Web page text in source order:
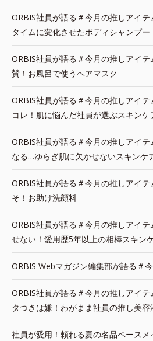
ORBIS社員が語る＃今月の推しアイ
タイムに変化させたボディシャンプー
ORBIS社員が語る＃今月の推しアイ
賛！お風呂で使うヘアマスク
ORBIS社員が語る＃今月の推しアイ
コレ！肌に悩んだ社員が選ぶスキンケ
ORBIS社員が語る＃今月の推しアイ
なる…ゆらぎ肌に欠かせないスキンケ
ORBIS社員が語る＃今月の推しアイ
そ！お助け洗顔料
ORBIS社員が語る＃今月の推しアイ
せない！愛用歴5年以上の相棒スキン
ORBIS Webマガジン編集部が語る＃
ORBIS社員が語る＃今月の推しアイ
タつきは嫌！わがまま社員の推し美容
社員が愛用！頼れる夏の名品ベース